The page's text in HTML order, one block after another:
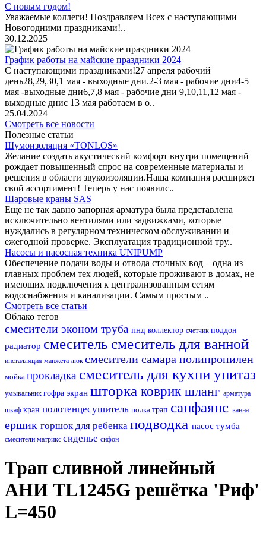
С новым годом!
Уважаемые коллеги! Поздравляем Всех с наступающими
Новогодними праздниками!..
30.12.2025
График работы на майские праздники 2024
С наступающими праздниками!27 апреля рабочий
день28,29,30,1 мая - выходные дни.2-3 мая - рабочие дни4-5
мая -выходные дни6,7,8 мая - рабочие дни 9,10,11,12 мая -
выходные днис 13 мая работаем в о..
25.04.2024
Смотреть все новости
Полезные статьи
Шумоизоляция «TONLOS»
Желание создать акустический комфорт внутри помещений
рождает повышенный спрос на современные материалы и
решения в области звукоизоляции.Наша компания расширяет
свой ассортимент! Теперь у нас появилс..
Шаровые краны SAS
Еще не так давно запорная арматура была представлена
исключительно вентилями или задвижками, которые
нуждались в регулярном техническом обслуживании и
ежегодной проверке. Эксплуатация традиционной тру..
Насосы и насосная техника UNIPUMP
Обеспечение подачи воды и отвода сточных вод – одна из
главных проблем тех людей, которые проживают в домах, не
имеющих подключения к централизованным сетям
водоснабжения и канализации. Самым простым ..
Смотреть все статьи
Облако тегов
смесители эконом труба пнд коллектор счетчик поддон
радиатор смеситель смеситель для ванной
инсталляция манжета люк смесители самара полипропилен
мойка прокладка смеситель для кухни унитаз
умывальник гофра экран шторка коврик шланг арматура
шкаф кран полотенцесушитель полка трап санфаянс ванна
ершик горшок для ребенка подводка насос тумба
смесители матрикс сиденье сифон
Трап сливной линейный
АНИ TL1245G решётка 'Риф'
L=450